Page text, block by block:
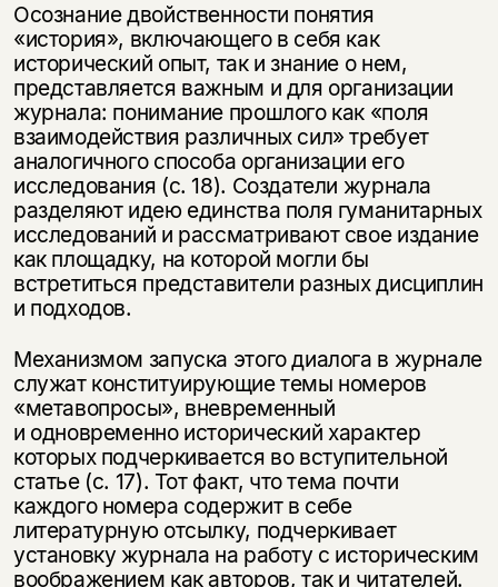
Осознание двойственности понятия
«история», включающего в себя как
исторический опыт, так и знание о нем,
представляется важным и для организации
журнала: понимание прошлого как «поля
взаимодействия различных сил» требует
аналогичного способа организации его
исследования (с. 18). Создатели журнала
разделяют идею единства поля гуманитарных
исследований и рассматривают свое издание
как площадку, на которой могли бы
встретиться представители разных дисциплин
и подходов.
Механизмом запуска этого диалога в журнале
служат конституирующие темы номеров
«метавопросы», вневременный
и одновременно исторический характер
которых подчеркивается во вступительной
статье (с. 17). Тот факт, что тема почти
каждого номера содержит в себе
литературную отсылку, подчеркивает
установку журнала на работу с историческим
воображением как авторов, так и читателей.